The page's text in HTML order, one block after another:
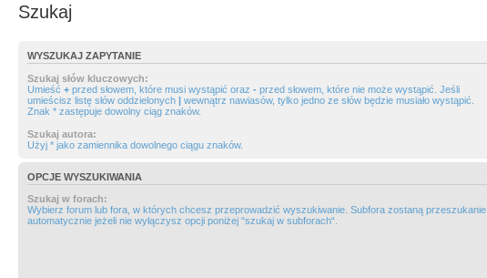
Szukaj
WYSZUKAJ ZAPYTANIE
Szukaj słów kluczowych:
Umieść + przed słowem, które musi wystąpić oraz - przed słowem, które nie może wystąpić. Jeśli
umieścisz listę słów oddzielonych | wewnątrz nawiasów, tylko jedno ze słów będzie musiało wystąpić.
Znak * zastępuje dowolny ciąg znaków.
Szukaj autora:
Użyj * jako zamiennika dowolnego ciągu znaków.
OPCJE WYSZUKIWANIA
Szukaj w forach:
Wybierz forum lub fora, w których chcesz przeprowadzić wyszukiwanie. Subfora zostaną przeszukanie
automatycznie jeżeli nie wyłączysz opcji poniżej “szukaj w subforach“.